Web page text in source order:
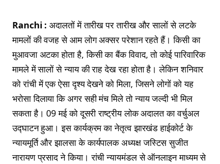
Ranchi : अदालतों में तारीख पर तारीख और सालों से लटके
मामलों की वजह से आम लोग अक्सर परेशान रहते हैं। किसी का
मुआवजा अटका होता है, किसी का बैंक विवाद, तो कोई पारिवारिक
मामले में सालों से न्याय की राह देख रहा होता है। लेकिन शनिवार
को रांची में एक ऐसा दृश्य देखने को मिला, जिसने लोगों को यह
भरोसा दिलाया कि अगर सही मंच मिले तो न्याय जल्दी भी मिल
सकता है। 09 मई को दूसरी राष्ट्रीय लोक अदालत का वर्चुअल
उद्घाटन हुआ। इस कार्यक्रम का नेतृत्व झारखंड हाईकोर्ट के
न्यायमूर्ति और झालसा के कार्यपालक अध्यक्ष जस्टिस सुजीत
नारायण प्रसाद ने किया। रांची न्यायमंडल से ऑनलाइन माध्यम से